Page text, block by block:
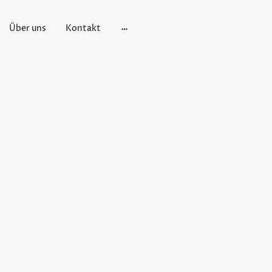
Über uns Kontakt